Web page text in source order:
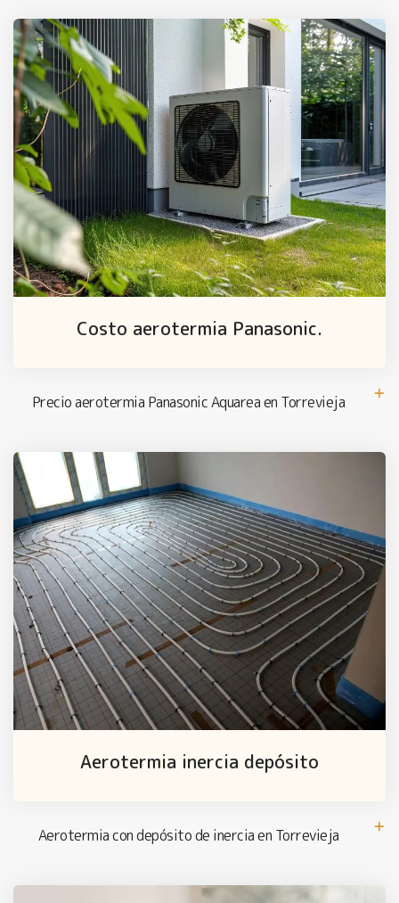
Costo aerotermia Panasonic.
Precio aerotermia Panasonic Aquarea en Torrevieja
Aerotermia inercia depósito
Aerotermia con depósito de inercia en Torrevieja